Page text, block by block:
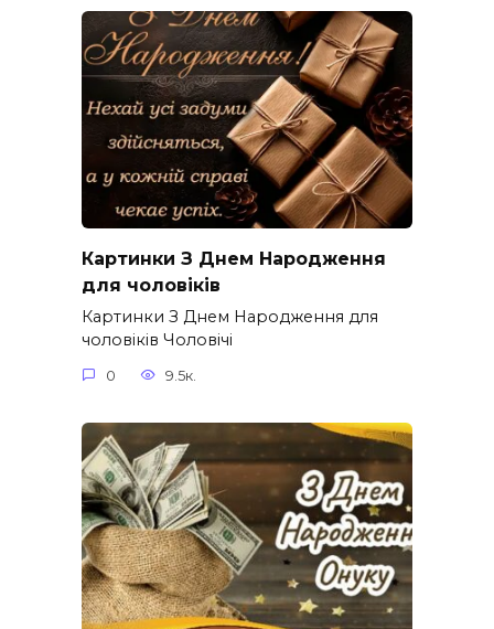
Картинки З Днем Народження
для чоловіків​
Картинки З Днем Народження для
чоловіків​ Чоловічі
0 9.5к.